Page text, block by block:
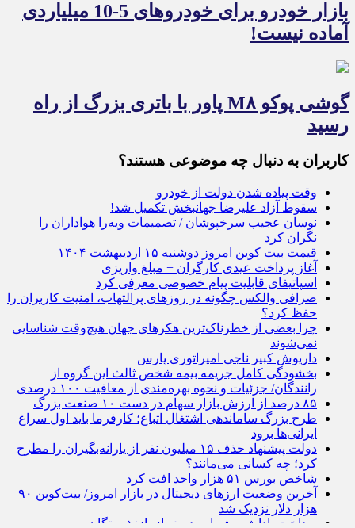
بازار خودرو برای خودروهای 5-10 میلیاردی
آماده نیست!
گوشی پوکو M۸ پاور با باتری بزرگ از راه
رسید
کاربران به دنبال چه موضوعی هستند؟
وقت پیاده شدن دولت از خودرو
سقوط آزاد علیرضا جهانبخش تکمیل شد!
نوسان عجیب سرخپوشان / تصمیمات ویه‌را هواداران را
نگران کرد
قیمت بیت کوین امروز دوشنبه ۱۵ اردیبهشت ۱۴۰۴
آغاز پرداخت عیدی کارگران + مبلغ واریزی
اسپاتیفای قابلیت پیام خصوصی معرفی کرد
صرافی والکس چگونه در روزهای پرالتهاب، امنیت کاربران را
حفظ کرد؟
چرا بعضی از خطرناک‌ترین هکرهای جهان هیچ‌وقت شناسایی
نمی‌شوند
داریوش کبیر ناجی امپراتوری پارس
بخشودگی کامل جریمه بیمه شخص ثالث این گروه از
رانندگان/ جزئیات و نحوه بهره‌مندی از معافیت ۱۰۰ درصدی
۸۵ درصد از ارزش بازار سهام در دست ۱۰ صنعت بزرگ
طرح بزرگ ساماندهی اشتغال اتباع؛ کارفرما باید اول سراغ
ایرانی‌ها برود
دولت پیشنهاد حذف ۱۵ میلیون نفر از یارانه‌بگیران را مطرح
کرد؛ چه کسانی می‌مانند؟
شاخص بورس ۵۱ هزار واحد افت کرد
آخرین وضعیت ارزهای دیجیتال در بازار امروز/ بیت‌کوین ۹۰
هزار دلار نزدیک شد
پرداخت پاداش ویژه این دسته از بازنشستگان